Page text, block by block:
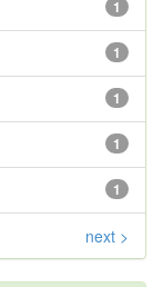
1
1
1
1
1
next >